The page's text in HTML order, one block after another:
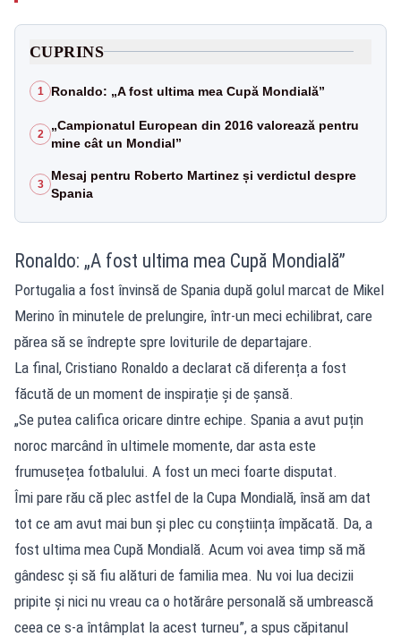
CUPRINS
1 Ronaldo: „A fost ultima mea Cupă Mondială”
2
„Campionatul European din 2016 valorează pentru
mine cât un Mondial”
3
Mesaj pentru Roberto Martinez și verdictul despre
Spania
Ronaldo: „A fost ultima mea Cupă Mondială”
Portugalia a fost învinsă de Spania după golul marcat de Mikel
Merino în minutele de prelungire, într-un meci echilibrat, care
părea să se îndrepte spre loviturile de departajare.
La final, Cristiano Ronaldo a declarat că diferența a fost
făcută de un moment de inspirație și de șansă.
„Se putea califica oricare dintre echipe. Spania a avut puțin
noroc marcând în ultimele momente, dar asta este
frumusețea fotbalului. A fost un meci foarte disputat.
Îmi pare rău că plec astfel de la Cupa Mondială, însă am dat
tot ce am avut mai bun și plec cu conștiința împăcată. Da, a
fost ultima mea Cupă Mondială. Acum voi avea timp să mă
gândesc și să fiu alături de familia mea. Nu voi lua decizii
pripite și nici nu vreau ca o hotărâre personală să umbrească
ceea ce s-a întâmplat la acest turneu”, a spus căpitanul